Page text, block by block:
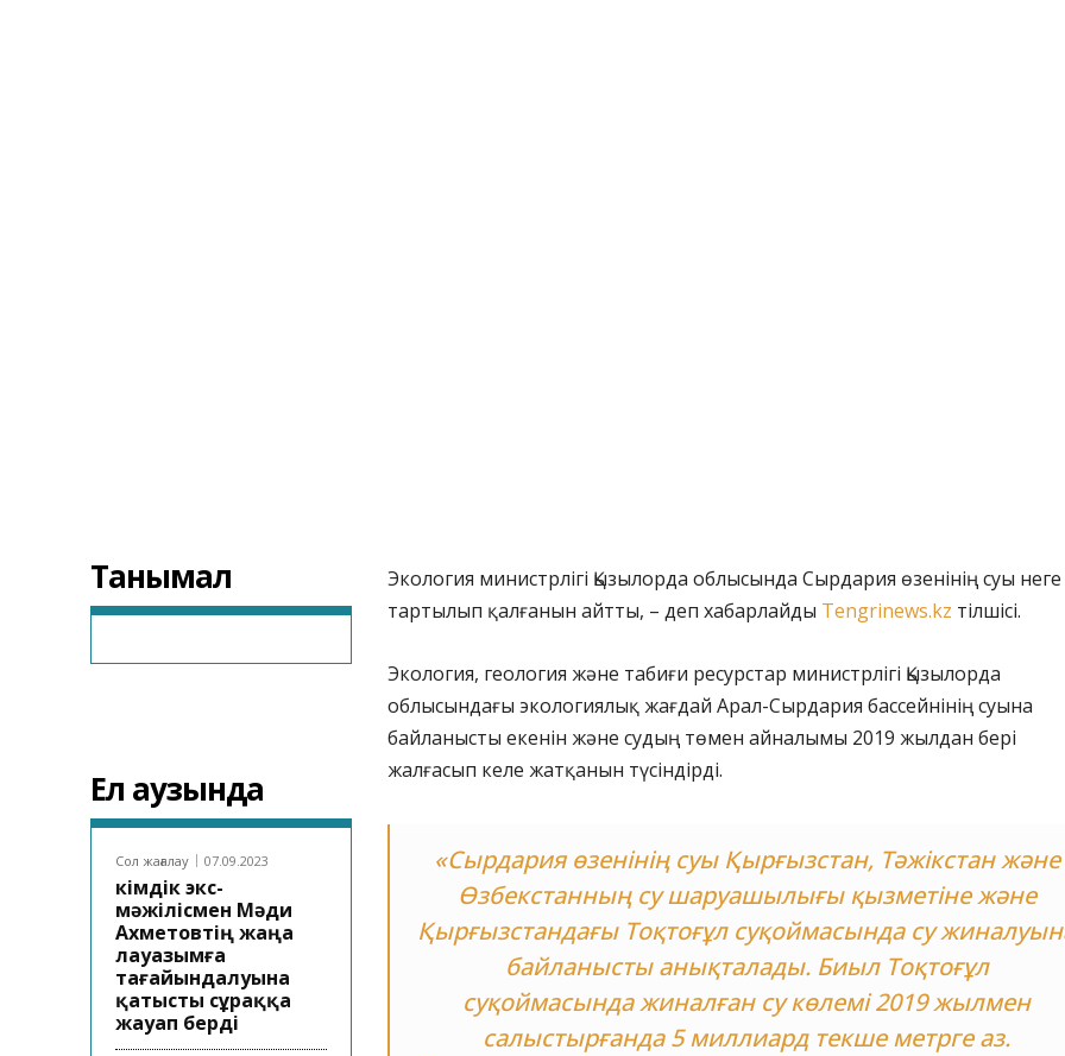
Танымал
Ел аузында
Сол жағалау 07.09.2023
Әкімдік экс-
мәжілісмен Мәди
Ахметовтің жаңа
лауазымға
тағайындалуына
қатысты сұраққа
жауап берді
Экология министрлігі Қызылорда облысында Сырдария өзенінің суы неге
тартылып қалғанын айтты, – деп хабарлайды Tengrinews.kz тілшісі.
Экология, геология және табиғи ресурстар министрлігі Қызылорда
облысындағы экологиялық жағдай Арал-Сырдария бассейнінің суына
байланысты екенін және судың төмен айналымы 2019 жылдан бері
жалғасып келе жатқанын түсіндірді.
«Сырдария өзенінің суы Қырғызстан, Тәжікстан және
Өзбекстанның су шаруашылығы қызметіне және
Қырғызстандағы Тоқтоғұл суқоймасында су
байланысты анықталады. Биыл Тоқтоғұл
суқоймасында жиналған су көлемі 2019 жылмен
салыстырғанда 5 миллиард текше метрге аз.